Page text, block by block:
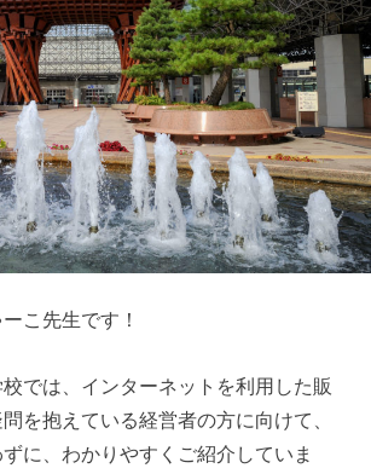
こ先生です！
では、インターネットを利用した販
を抱えている経営者の方に向けて、
に、わかりやすくご紹介していま